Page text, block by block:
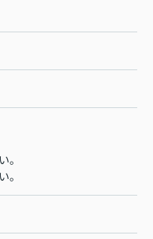
。
。